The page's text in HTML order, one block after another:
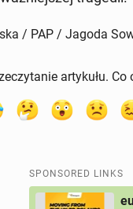
/ PAP / Jagoda
artykułu.
SPONSORED LINKS